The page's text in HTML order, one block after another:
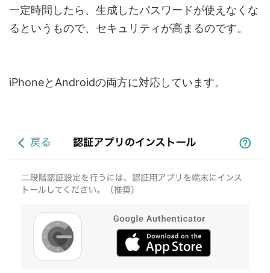
一定時間したら、生成したパスワードが使えなくな
るというもので、セキュリティが高まるのです。
iPhoneとAndroidの両方に対応しています。